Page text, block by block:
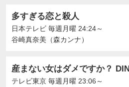
多すぎる恋と殺人
日本テレビ 毎週月曜 24:24～
谷崎真奈美（森カンナ）
産まない女はダメですか？
テレビ東京 毎週月曜 23:06～